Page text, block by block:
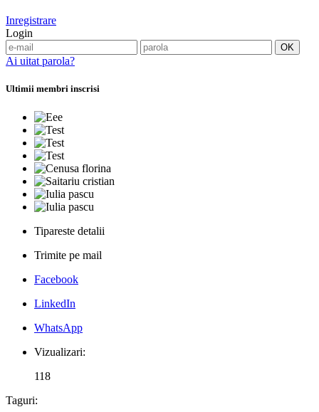
Inregistrare
Login
Ai uitat parola?
Ultimii membri inscrisi
Tipareste detalii
Trimite pe mail
Facebook
LinkedIn
WhatsApp
Vizualizari:
118
Taguri: